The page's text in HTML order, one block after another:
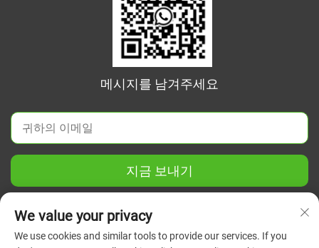
메시지를 남겨주세요
지금 보내기
We value your privacy
We use cookies and similar tools to provide our services. If you